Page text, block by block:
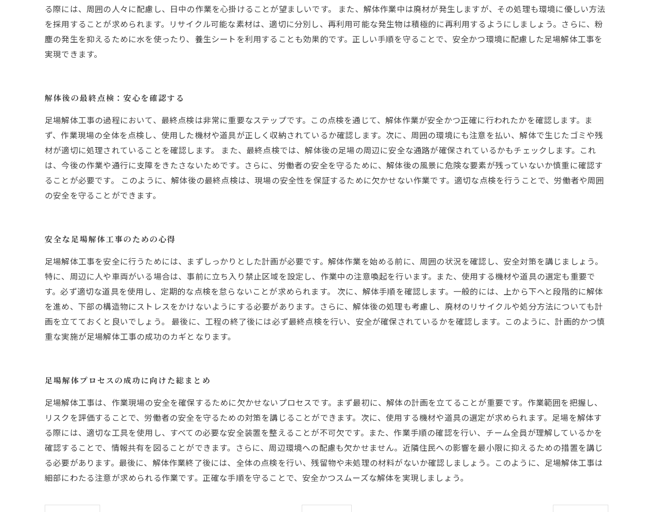
る際には、周囲の人々に配慮し、日中の作業を心掛けることが望ましいです。 また、解体作業中は廃材が発生しますが、その処理も環境に優しい方法
を採用することが求められます。リサイクル可能な素材は、適切に分別し、再利用可能な発生物は積極的に再利用するようにしましょう。さらに、粉
塵の発生を抑えるために水を使ったり、養生シートを利用することも効果的です。正しい手順を守ることで、安全かつ環境に配慮した足場解体工事を
実現できます。
解体後の最終点検：安心を確認する
足場解体工事の過程において、最終点検は非常に重要なステップです。この点検を通じて、解体作業が安全かつ正確に行われたかを確認します。ま
ず、作業現場の全体を点検し、使用した機材や道具が正しく収納されているか確認します。次に、周囲の環境にも注意を払い、解体で生じたゴミや残
材が適切に処理されていることを確認します。 また、最終点検では、解体後の足場の周辺に安全な通路が確保されているかもチェックします。これ
は、今後の作業や通行に支障をきたさないためです。さらに、労働者の安全を守るために、解体後の風景に危険な要素が残っていないか慎重に確認す
ることが必要です。 このように、解体後の最終点検は、現場の安全性を保証するために欠かせない作業です。適切な点検を行うことで、労働者や周囲
の安全を守ることができます。
安全な足場解体工事のための心得
足場解体工事を安全に行うためには、まずしっかりとした計画が必要です。解体作業を始める前に、周囲の状況を確認し、安全対策を講じましょう。
特に、周辺に人や車両がいる場合は、事前に立ち入り禁止区域を設定し、作業中の注意喚起を行います。また、使用する機材や道具の選定も重要で
す。必ず適切な道具を使用し、定期的な点検を怠らないことが求められます。 次に、解体手順を確認します。一般的には、上から下へと段階的に解体
を進め、下部の構造物にストレスをかけないようにする必要があります。さらに、解体後の処理も考慮し、廃材のリサイクルや処分方法についても計
画を立てておくと良いでしょう。 最後に、工程の終了後には必ず最終点検を行い、安全が確保されているかを確認します。このように、計画的かつ慎
重な実施が足場解体工事の成功のカギとなります。
足場解体プロセスの成功に向けた総まとめ
足場解体工事は、作業現場の安全を確保するために欠かせないプロセスです。まず最初に、解体の計画を立てることが重要です。作業範囲を把握し、
リスクを評価することで、労働者の安全を守るための対策を講じることができます。次に、使用する機材や道具の選定が求められます。足場を解体す
る際には、適切な工具を使用し、すべての必要な安全装置を整えることが不可欠です。また、作業手順の確認を行い、チーム全員が理解しているかを
確認することで、情報共有を図ることができます。さらに、周辺環境への配慮も欠かせません。近隣住民への影響を最小限に抑えるための措置を講じ
る必要があります。最後に、解体作業終了後には、全体の点検を行い、残留物や未処理の材料がないか確認しましょう。このように、足場解体工事は
細部にわたる注意が求められる作業です。正確な手順を守ることで、安全かつスムーズな解体を実現しましょう。